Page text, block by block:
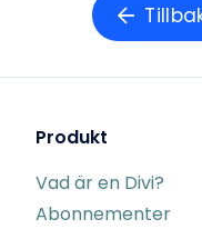
Produkt
Vad är en Divi?
Abonnementer